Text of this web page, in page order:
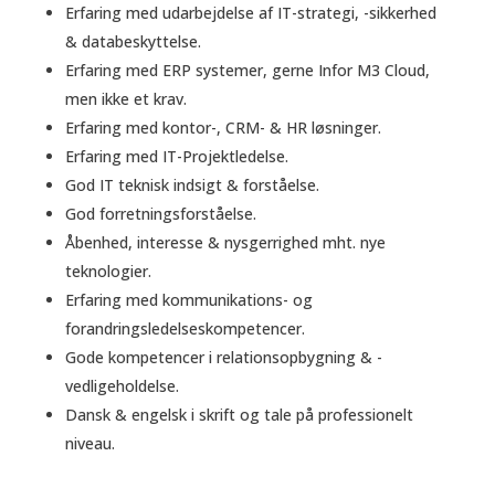
Erfaring med udarbejdelse af IT-strategi, -sikkerhed
& databeskyttelse.
Erfaring med ERP systemer, gerne Infor M3 Cloud,
men ikke et krav.
Erfaring med kontor-, CRM- & HR løsninger.
Erfaring med IT-Projektledelse.
God IT teknisk indsigt & forståelse.
God forretningsforståelse.
Åbenhed, interesse & nysgerrighed mht. nye
teknologier.
Erfaring med kommunikations- og
forandringsledelseskompetencer.
Gode kompetencer i relationsopbygning & -
vedligeholdelse.
Dansk & engelsk i skrift og tale på professionelt
niveau.